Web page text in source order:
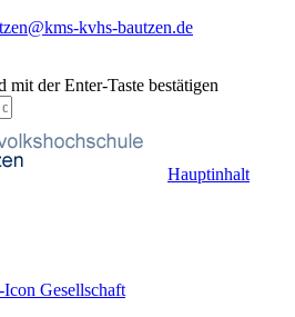
kvhs-bautzen.de
mit der Enter-Taste bestätigen
Hauptinhalt